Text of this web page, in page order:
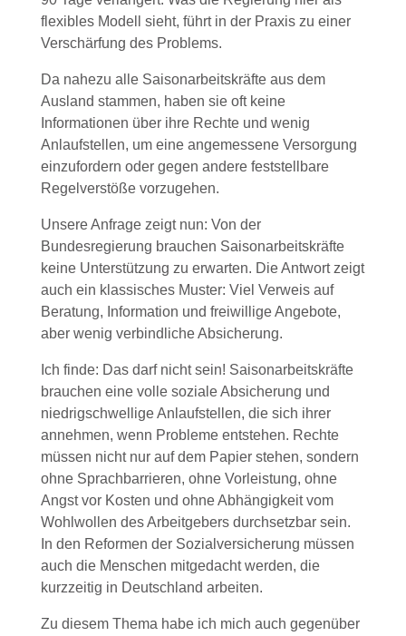
flexibles Modell sieht, führt in der Praxis zu einer
Verschärfung des Problems.
Da nahezu alle Saisonarbeitskräfte aus dem
Ausland stammen, haben sie oft keine
Informationen über ihre Rechte und wenig
Anlaufstellen, um eine angemessene Versorgung
einzufordern oder gegen andere feststellbare
Regelverstöße vorzugehen.
Unsere Anfrage zeigt nun: Von der
Bundesregierung brauchen Saisonarbeitskräfte
keine Unterstützung zu erwarten. Die Antwort zeigt
auch ein klassisches Muster: Viel Verweis auf
Beratung, Information und freiwillige Angebote,
aber wenig verbindliche Absicherung.
Ich finde: Das darf nicht sein! Saisonarbeitskräfte
brauchen eine volle soziale Absicherung und
niedrigschwellige Anlaufstellen, die sich ihrer
annehmen, wenn Probleme entstehen. Rechte
müssen nicht nur auf dem Papier stehen, sondern
ohne Sprachbarrieren, ohne Vorleistung, ohne
Angst vor Kosten und ohne Abhängigkeit vom
Wohlwollen des Arbeitgebers durchsetzbar sein.
In den Reformen der Sozialversicherung müssen
auch die Menschen mitgedacht werden, die
kurzzeitig in Deutschland arbeiten.
Zu diesem Thema habe ich mich auch gegenüber